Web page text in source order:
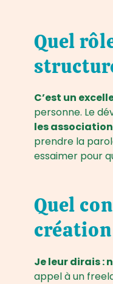
Quel
C’est un
personne. Le
les
prendre la
essaimer pour
Quel
Je leur dirais :
appel à un